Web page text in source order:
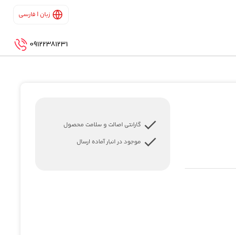
زبان | فارسی
09122381231
گارانتی اصالت و سلامت محصول
موجود در انبار آماده ارسال